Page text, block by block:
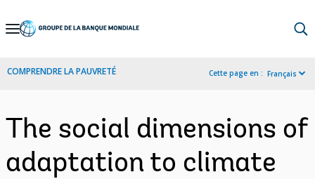
Skip
Navigation
COMPRENDRE LA PAUVRETÉ Cette page en : Français
The social dimensions of
adaptation to climate